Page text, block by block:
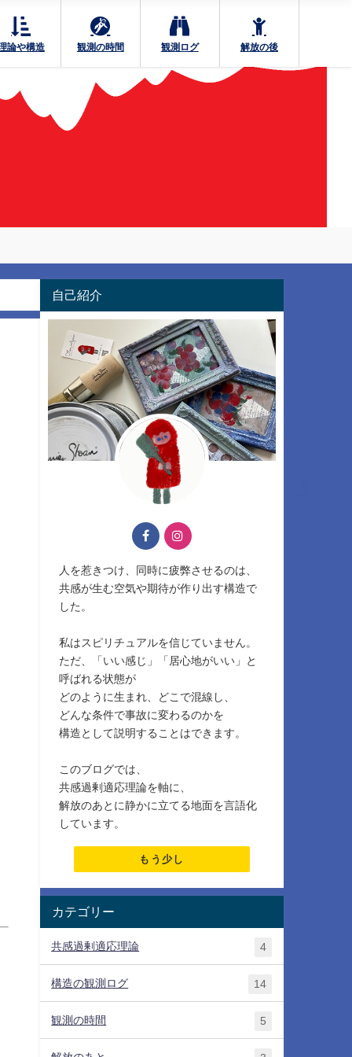
論や構造 観測の時間 観測ログ 解放の後
自己紹介
人を惹きつけ、同時に疲弊させるのは、
共感が生む空気や期待が作り出す構造で
した。
私はスピリチュアルを信じていません。
ただ、「いい感じ」「居心地がいい」と
呼ばれる状態が
どのように生まれ、どこで混線し、
どんな条件で事故に変わるのかを
構造として説明することはできます。
このブログでは、
共感過剰適応理論を軸に、
解放のあとに静かに立てる地面を言語化
しています。
もう少し
カテゴリー
共感過剰適応理論 4
構造の観測ログ 14
観測の時間 5